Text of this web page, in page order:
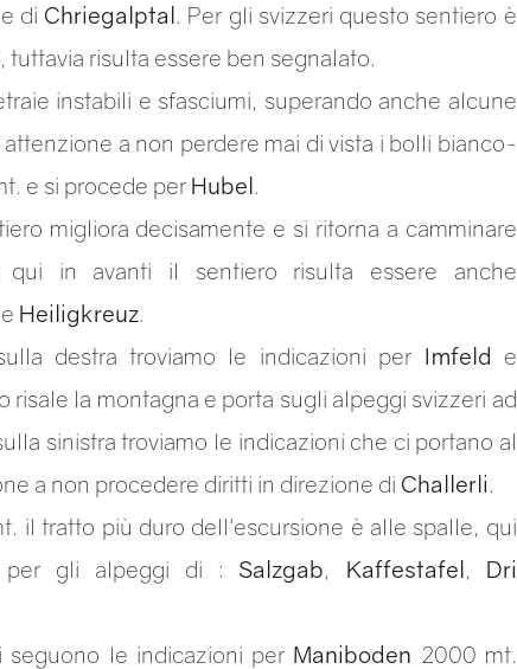
di Chriegalptal. Per gli svizzeri questo sentiero è
risulta essere ben segnalato.
instabili e sfasciumi, superando anche alcune
a non perdere mai di vista i bolli bianco-
e si procede per Hubel.
migliora decisamente e si ritorna a camminare
in avanti il sentiero risulta essere anche
Heiligkreuz.
destra troviamo le indicazioni per Imfeld e
risale la montagna e porta sugli alpeggi svizzeri ad
sinistra troviamo le indicazioni che ci portano al
a non procedere diritti in direzione di Challerli.
il tratto più duro dell'escursione è alle spalle, qui
per gli alpeggi di : Salzgab, Kaffestafel, Dri
le indicazioni per Maniboden 2000 mt.